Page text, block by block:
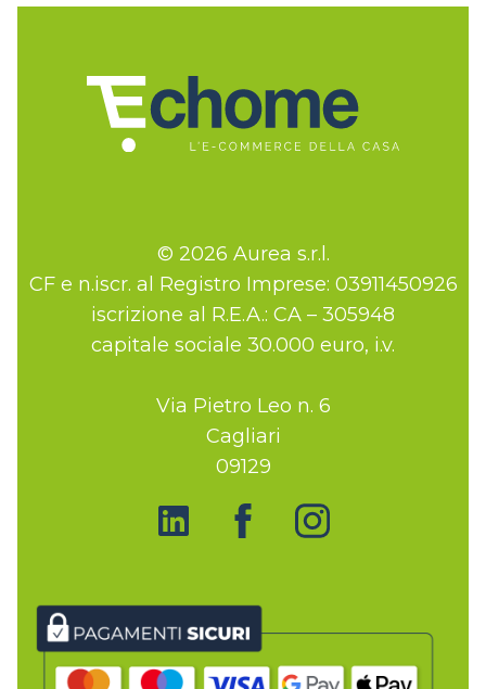
© 2026 Aurea s.r.l.
CF e n.iscr. al Registro Imprese: 03911450926
iscrizione al R.E.A.: CA – 305948
capitale sociale 30.000 euro, i.v.
Via Pietro Leo n. 6
Cagliari
09129